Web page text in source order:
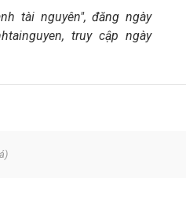
tài nguyên", đăng ngày
, truy cập ngày